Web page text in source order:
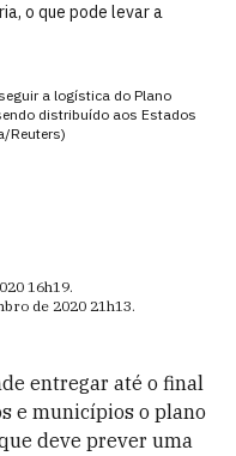
o que pode levar a
a logística do Plano
distribuído aos Estados
Reuters)
16h19.
de 202021h13.
entregar até o final
e municípios o plano
deve prever uma